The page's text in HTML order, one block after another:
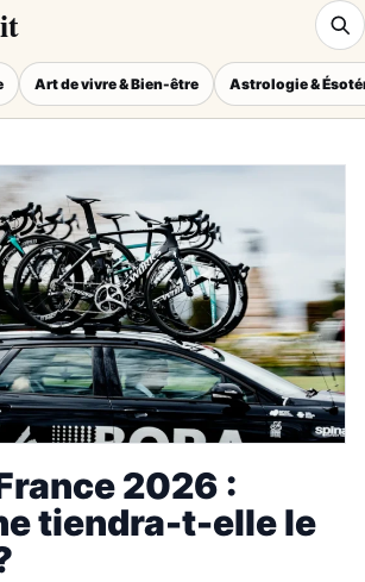
Art de vivre & Bien-être Astrologie &
2026 :
tiendra-t-elle le